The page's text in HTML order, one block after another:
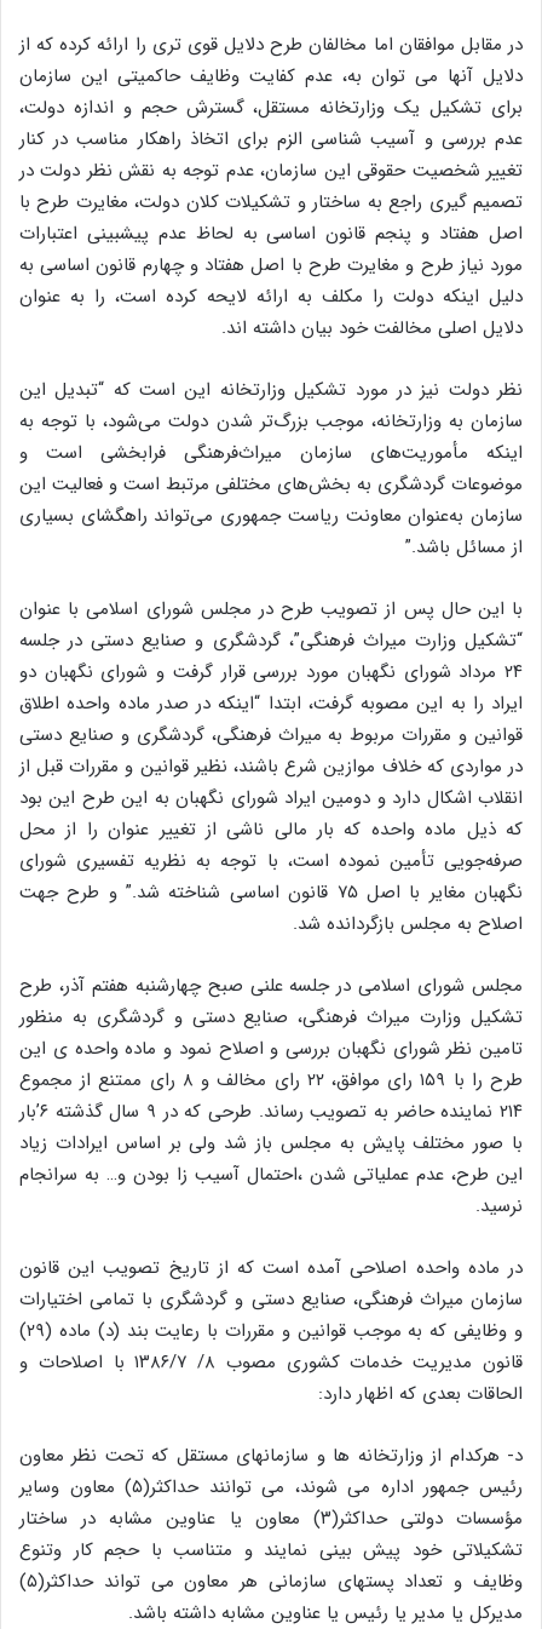
در مقابل موافقان اما مخالفان طرح دلایل قوی تری را ارائه کرده که از
دلایل آنها می توان به، عدم کفایت وظایف حاکمیتی این سازمان
برای تشکیل یک وزارتخانه مستقل، گسترش حجم و اندازه دولت،
عدم بررسی و آسیب شناسی الزم برای اتخاذ راهکار مناسب در کنار
تغییر شخصیت حقوقی این سازمان، عدم توجه به نقش نظر دولت در
تصمیم گیری راجع به ساختار و تشکیلات کلان دولت، مغایرت طرح با
اصل هفتاد و پنجم قانون اساسی به لحاظ عدم پیشبینی اعتبارات
مورد نیاز طرح و مغایرت طرح با اصل هفتاد و چهارم قانون اساسی به
دلیل اینکه دولت را مکلف به ارائه لایحه کرده است، را به عنوان
دلایل اصلی مخالفت خود بیان داشته اند.
نظر دولت نیز در مورد تشکیل وزارتخانه این است که “تبدیل این
سازمان به وزارتخانه، موجب بزرگ‌تر شدن دولت می‌شود، با توجه به
اینکه مأموریت‌های سازمان میراث‌فرهنگی فرابخشی است و
موضوعات گردشگری به بخش‌های مختلفی مرتبط است و فعالیت این
سازمان به‌عنوان معاونت ریاست جمهوری می‌تواند راهگشای بسیاری
از مسائل باشد.”
با این حال پس از تصویب طرح در مجلس شورای اسلامی با عنوان
“تشکیل وزارت میراث فرهنگی”، گردشگری و صنایع دستی در جلسه
۲۴ مرداد شورای نگهبان مورد بررسی قرار گرفت و شورای نگهبان دو
ایراد را به این مصوبه گرفت، ابتدا “اینکه در صدر ماده واحده اطلاق
قوانین و مقررات مربوط به میراث فرهنگی، گردشگری و صنایع دستی
در مواردی که خلاف موازین شرع باشند، نظیر قوانین و مقررات قبل از
انقلاب اشکال دارد و دومین ایراد شورای نگهبان به این طرح این بود
که ذیل ماده واحده که بار مالی ناشی از تغییر عنوان را از محل
صرفه‌جویی تأمین نموده است، با توجه به نظریه تفسیری شورای
نگهبان مغایر با اصل ۷۵ قانون اساسی شناخته شد.” و طرح جهت
اصلاح به مجلس بازگردانده شد.
مجلس شورای اسلامی در جلسه علنی صبح چهارشنبه هفتم آذر، طرح
تشکیل وزارت میراث فرهنگی، صنایع دستی و گردشگری به منظور
تامین نظر شورای نگهبان بررسی و اصلاح نمود و ماده واحده ی این
طرح را با ۱۵۹ رای موافق، ۲۲ رای مخالف و ۸ رای ممتنع از مجموع
۲۱۴ نماینده حاضر به تصویب رساند. طرحی که در ۹ سال گذشته ۶’بار
با صور مختلف پایش به مجلس باز شد ولی بر اساس ایرادات زیاد
این طرح، عدم عملیاتی شدن ،احتمال آسیب زا بودن و… به سرانجام
نرسید.
در ماده واحده اصلاحی آمده است که از تاریخ تصویب این قانون
سازمان میراث فرهنگی، صنایع دستی و گردشگری با تمامی اختیارات
و وظایفی که به موجب قوانین و مقررات با رعایت بند (د) ماده (۲۹)
قانون مدیریت خدمات کشوری مصوب ۸/ ۱۳۸۶/۷ با اصلاحات و
الحاقات بعدی که اظهار دارد:
د- هرکدام از وزارتخانه ها و سازمانهای مستقل که تحت نظر معاون
رئیس جمهور اداره می شوند، می توانند حداکثر(۵) معاون وسایر
مؤسسات دولتی حداکثر(۳) معاون یا عناوین مشابه در ساختار
تشکیلاتی خود پیش بینی نمایند و متناسب با حجم کار وتنوع
وظایف و تعداد پستهای سازمانی هر معاون می تواند حداکثر(۵)
مدیرکل یا مدیر یا رئیس یا عناوین مشابه داشته باشد.